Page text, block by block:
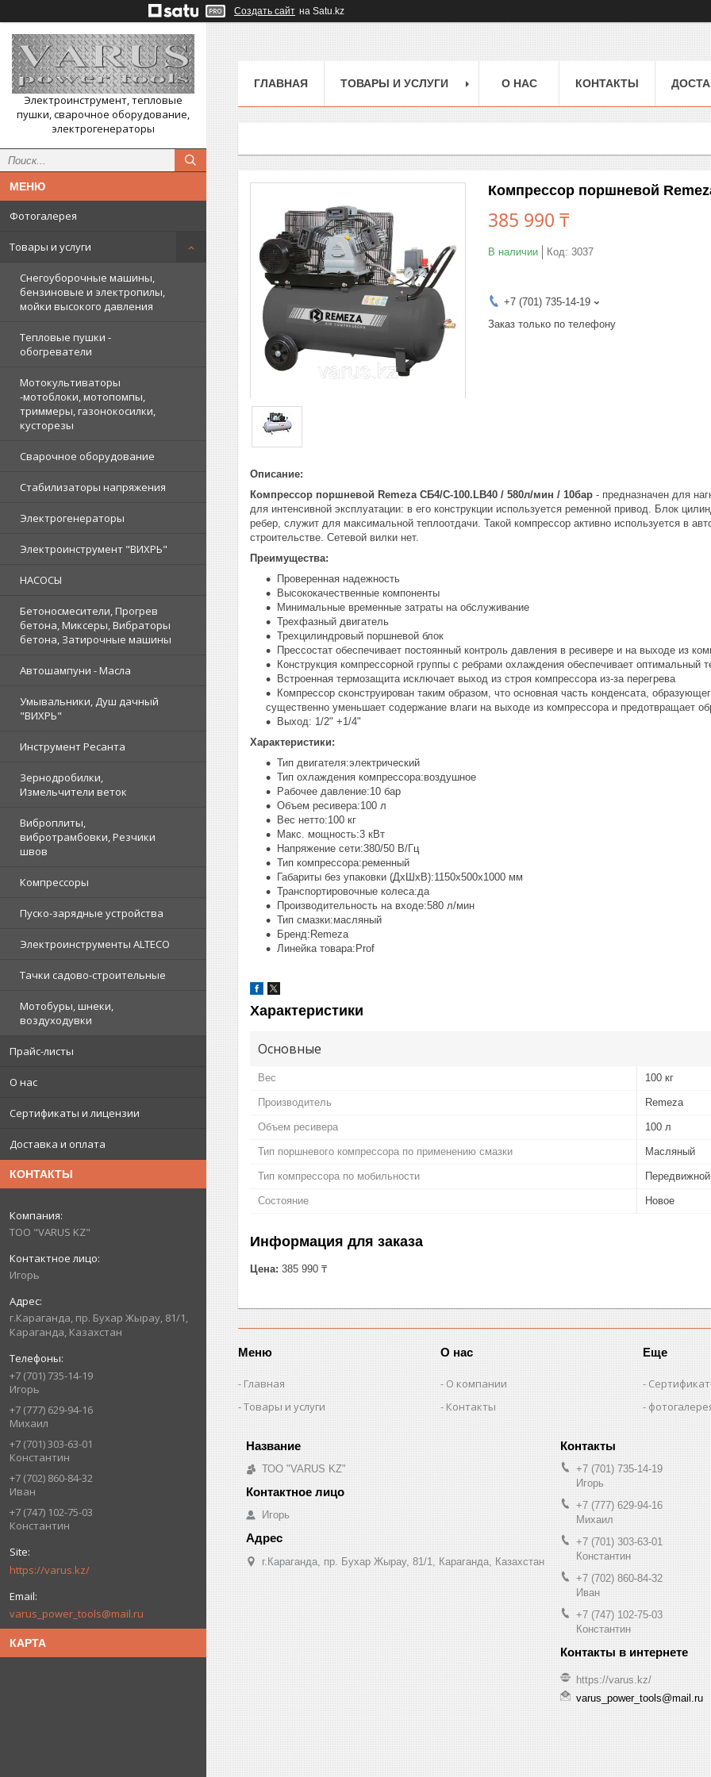
Создать сайт на Satu.kz
Электроинструмент, тепловые
пушки, сварочное оборудование,
электрогенераторы
Фотогалерея
Товары и услуги
Снегоуборочные машины,
бензиновые и электропилы,
мойки высокого давления
Тепловые пушки -
обогреватели
Мотокультиваторы
-мотоблоки, мотопомпы,
триммеры, газонокосилки,
кусторезы
Сварочное оборудование
Стабилизаторы напряжения
Электрогенераторы
Электроинструмент "ВИХРЬ"
НАСОСЫ
Бетоносмесители, Прогрев
бетона, Миксеры, Вибраторы
бетона, Затирочные машины
Автошампуни - Масла
Умывальники, Душ дачный
"ВИХРЬ"
Инструмент Ресанта
Зернодробилки,
Измельчители веток
Виброплиты,
вибротрамбовки, Резчики
швов
Компрессоры
Пуско-зарядные устройства
Электроинструменты ALTECO
Тачки садово-строительные
Мотобуры, шнеки,
воздуходувки
Прайс-листы
О нас
Сертификаты и лицензии
Доставка и оплата
КОНТАКТЫ
ТОО "VARUS KZ"
Игорь
г.Караганда, пр. Бухар Жырау, 81/1,
Караганда, Казахстан
+7 (701) 735-14-19
Игорь
+7 (777) 629-94-16
Михаил
+7 (701) 303-63-01
Константин
+7 (702) 860-84-32
Иван
+7 (747) 102-75-03
Константин
https://varus.kz/
varus_power_tools@mail.ru
КАРТА
ГЛАВНАЯ ТОВАРЫ И УСЛУГИ О НАС КОНТАКТЫ
Компрессор поршневой
385 990 ₸
В наличии Код: 3037
+7 (701) 735-14-19
Заказ только по телефону
Описание:
Компрессор поршневой Remeza СБ4/С-100.LB40 / 580л/мин / 10бар - предназначен для
для интенсивной эксплуатации: в его конструкции используется ременной привод. Блок
ребер, служит для максимальной теплоотдачи. Такой компрессор активно используется в
строительстве. Сетевой вилки нет.
Преимущества:
Проверенная надежность
Высококачественные компоненты
Минимальные временные затраты на обслуживание
Трехфазный двигатель
Трехцилиндровый поршневой блок
Прессостат обеспечивает постоянный контроль давления в ресивере и на выходе из
Конструкция компрессорной группы с ребрами охлаждения обеспечивает оптимальный
Встроенная термозащита исключает выход из строя компрессора из-за перегрева
Компрессор сконструирован таким образом, что основная часть конденсата,
существенно уменьшает содержание влаги на выходе из компрессора и предотвращает
Выход: 1/2" +1/4"
Характеристики:
Тип двигателя:электрический
Тип охлаждения компрессора:воздушное
Рабочее давление:10 бар
Объем ресивера:100 л
Вес нетто:100 кг
Макс. мощность:3 кВт
Напряжение сети:380/50 В/Гц
Тип компрессора:ременный
Габариты без упаковки (ДxШxВ):1150х500х1000 мм
Транспортировочные колеса:да
Производительность на входе:580 л/мин
Тип смазки:масляный
Бренд:Remeza
Линейка товара:Prof
Характеристики
Основные
Вес 100 кг
Производитель Remeza
Объем ресивера 100 л
Тип поршневого компрессора по применению смазки Масляный
Тип компрессора по мобильности Передвижной
Состояние Новое
Информация для заказа
Цена: 385 990 ₸
Меню
Главная
Товары и услуги
О нас
О компании
Контакты
Еще
ТОО "VARUS KZ"
Игорь
г.Караганда, пр. Бухар Жырау, 81/1, Караганда, Казахстан
+7 (701) 735-14-19
Игорь
+7 (777) 629-94-16
Михаил
+7 (701) 303-63-01
Константин
+7 (702) 860-84-32
Иван
+7 (747) 102-75-03
Константин
https://varus.kz/
varus_power_tools@mail.ru